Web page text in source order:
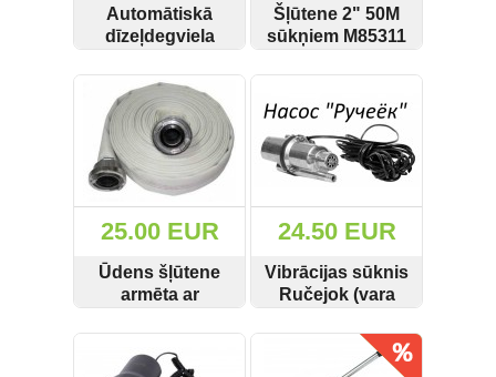
Automātiskā
dīzeļdegviela
Marpol M79949
SKATĪT PIRKT
Šļūtene 2" 50M
sūkņiem M85311
SKATĪT PIRKT
25.00 EUR
Ūdens šļūtene
armēta ar
savienojumiem 2"
20M
SKATĪT PIRKT
24.50 EUR
Vibrācijas sūknis
Ručejok (vara
7022
SKATĪT PIRKT